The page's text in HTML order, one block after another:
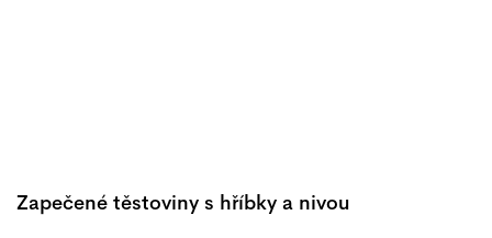
Zapečené těstoviny s hříbky a nivou